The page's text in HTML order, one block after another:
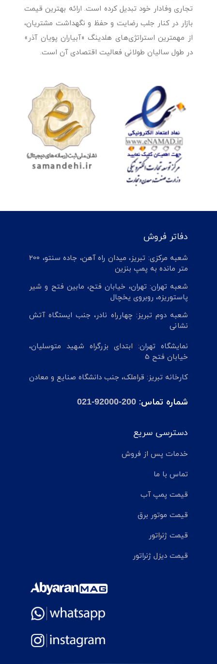
تجاری وفادار خود تبدیل کرده است. ارائه بهترین قیمت
بازار در کنار جلب رضایت و حفظ و نگهداشت مشتریان،
از مهمترین استراتژی‌های هلدینگ «آبیاران پویان آذر»
در طول سالیان طولانی فعالیت اقتصادی آن است.
دفاتر فروش
شعبه مرکزی: تبریز، میدان راه آهن، جاده سنتو، 200
متر مانده به پمپ بنزین
شعبه تهران: تهران، خیابان فتح، مابین فتح و شیر
پاستوریزه، روبروی یخچال
شعبه دوم تبریز: چهارراه نادر، جنب ایستگاه آتش
نشانی
نمایشگاه تهران: ابتدای بزرگراه شهید متوسلیان،
خیابان فتح 5
کارخانه تبریز: قراملک، جنب دانشگاه صنایع و معادن
شماره تماس: 021-92000-200
دسترسی سریع
خدمات پس از فروش
تماس با ما
قیمت پمپ آب
قیمت موتور برق
قیمت ژنراتور
قیمت دیزل ژنراتور